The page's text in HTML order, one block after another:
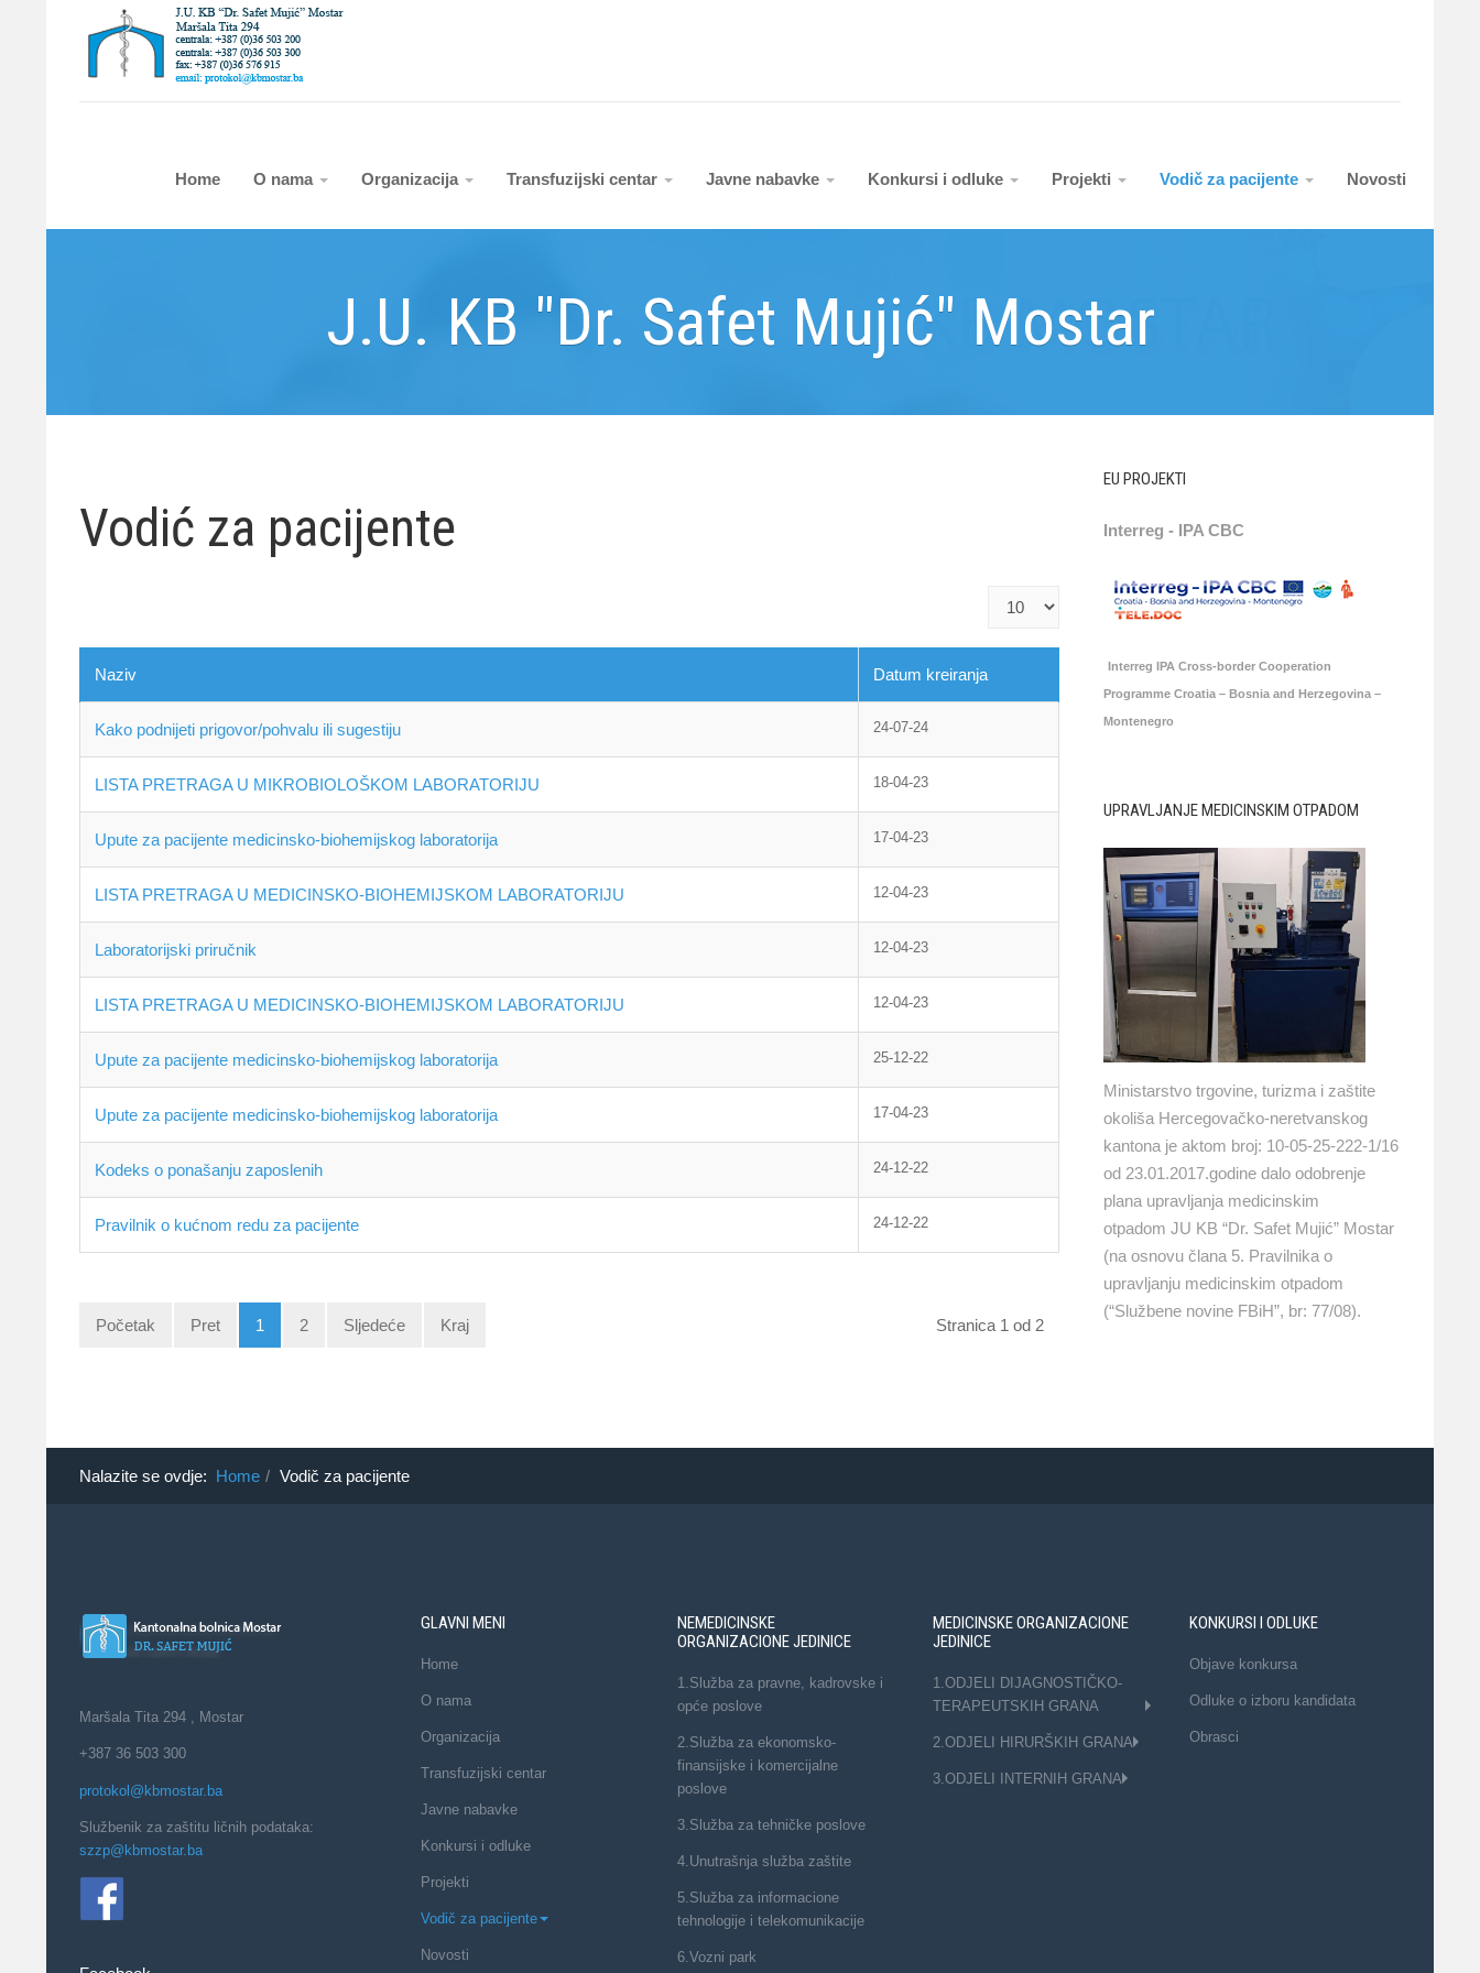
Home O nama Organizacija Transfuzijski centar Javne nabavke Konkursi i odluke Projekti Vodič za pacijente Novosti
J.U. KB "Dr. Safet Mujić" Mostar
Vodić za pacijente
Prikaz
Naziv Datum kreiranja
Kako podnijeti prigovor/pohvalu ili sugestiju 24-07-24
LISTA PRETRAGA U MIKROBIOLOŠKOM LABORATORIJU 18-04-23
Upute za pacijente medicinsko-biohemijskog laboratorija 17-04-23
LISTA PRETRAGA U MEDICINSKO-BIOHEMIJSKOM LABORATORIJU 12-04-23
Laboratorijski priručnik 12-04-23
LISTA PRETRAGA U MEDICINSKO-BIOHEMIJSKOM LABORATORIJU 12-04-23
Upute za pacijente medicinsko-biohemijskog laboratorija 25-12-22
Upute za pacijente medicinsko-biohemijskog laboratorija 17-04-23
Kodeks o ponašanju zaposlenih 24-12-22
Pravilnik o kućnom redu za pacijente 24-12-22
Stranica 1 od 2
Početak Pret 1 2 Sljedeće Kraj
EU PROJEKTI
Interreg - IPA CBC
Interreg IPA Cross-border Cooperation
Programme Croatia – Bosnia and Herzegovina –
Montenegro
UPRAVLJANJE MEDICINSKIM OTPADOM
Ministarstvo trgovine, turizma i zaštite
okoliša Hercegovačko-neretvanskog
kantona je aktom broj: 10-05-25-222-1/16
od 23.01.2017.godine dalo odobrenje
plana upravljanja medicinskim
otpadom JU KB “Dr. Safet Mujić” Mostar
(na osnovu člana 5. Pravilnika o
upravljanju medicinskim otpadom
(“Službene novine FBiH”, br: 77/08).
Nalazite se ovdje: Home Vodič za pacijente
Maršala Tita 294 , Mostar
+387 36 503 300
protokol@kbmostar.ba
Službenik za zaštitu ličnih podataka:
szzp@kbmostar.ba
GLAVNI MENI
Home
O nama
Organizacija
Transfuzijski centar
Javne nabavke
Konkursi i odluke
Projekti
Vodič za pacijente
Novosti
NEMEDICINSKE
ORGANIZACIONE JEDINICE
1.Služba za pravne, kadrovske i
opće poslove
2.Služba za ekonomsko-
finansijske i komercijalne
poslove
3.Služba za tehničke poslove
4.Unutrašnja služba zaštite
5.Služba za informacione
tehnologije i telekomunikacije
6.Vozni park
MEDICINSKE ORGANIZACIONE
JEDINICE
1.ODJELI DIJAGNOSTIČKO-
TERAPEUTSKIH GRANA
2.ODJELI HIRURŠKIH GRANA
3.ODJELI INTERNIH GRANA
KONKURSI I ODLUKE
Objave konkursa
Odluke o izboru kandidata
Obrasci